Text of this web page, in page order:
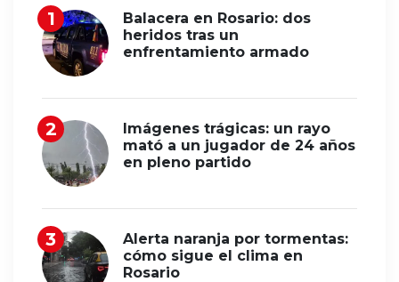
Balacera en Rosario: dos
heridos tras un
enfrentamiento armado
Imágenes trágicas: un rayo
mató a un jugador de 24 años
en pleno partido
Alerta naranja por tormentas:
cómo sigue el clima en
Rosario